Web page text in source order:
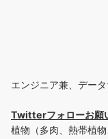
エンジニア兼、デー
Twitterフォローお願
植物（多肉、熱帯植